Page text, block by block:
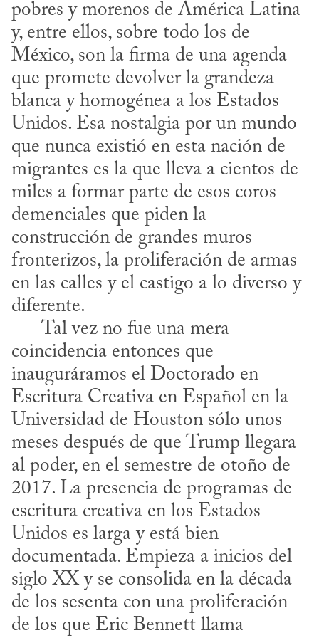
pobres y morenos de América Latina
y, entre ellos, sobre todo los de
México, son la firma de una agenda
que promete devolver la grandeza
blanca y homogénea a los Estados
Unidos. Esa nostalgia por un mundo
que nunca existió en esta nación de
migrantes es la que lleva a cientos de
miles a formar parte de esos coros
demenciales que piden la
construcción de grandes muros
fronterizos, la proliferación de armas
en las calles y el castigo a lo diverso y
diferente.
coincidencia entonces que
inauguráramos el Doctorado en
Escritura Creativa en Español en la
Universidad de Houston sólo unos
meses después de que Trump llegara
al poder, en el semestre de otoño de
2017. La presencia de programas de
escritura creativa en los Estados
Unidos es larga y está bien
documentada. Empieza a inicios del
siglo XX y se consolida en la década
de los sesenta con una proliferación
de los que Eric Bennett llama